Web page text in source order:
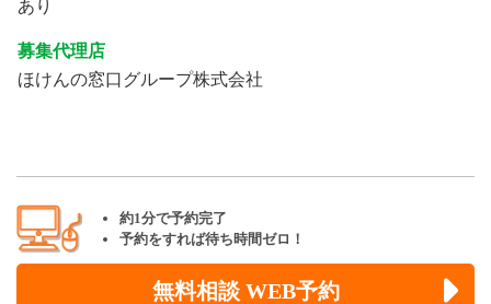
あり
募集代理店
ほけんの窓口グループ株式会社
約1分で予約完了
予約をすれば待ち時間ゼロ！
無料相談 WEB予約